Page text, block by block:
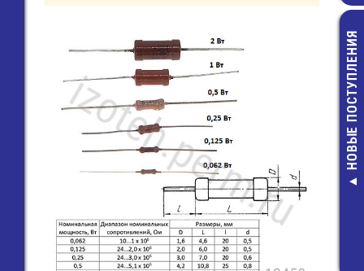
RC0805JR-
0805-200 ОМ-
резистор
НОВЫЕ ПОСТУПЛЕНИЯ